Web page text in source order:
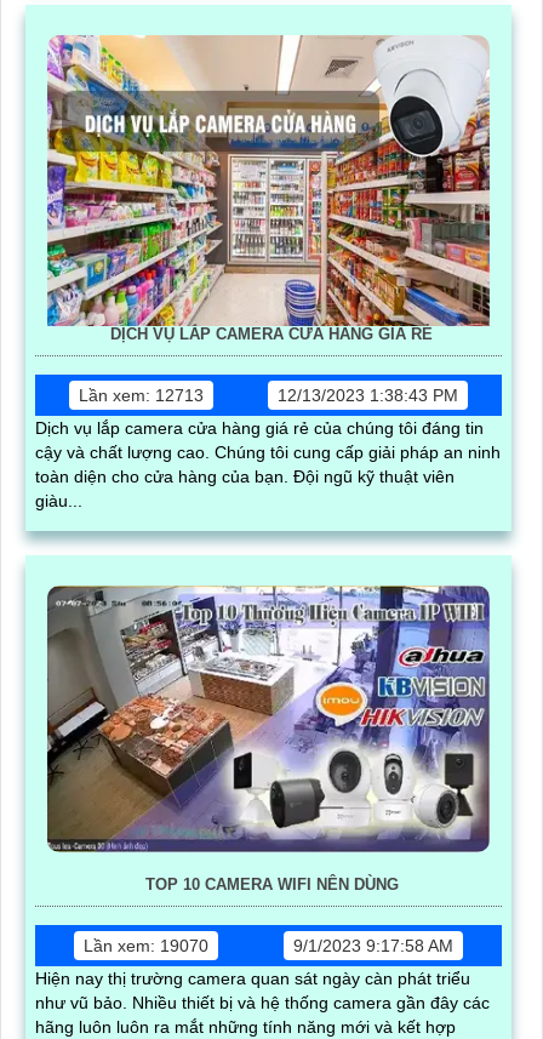
DỊCH VỤ LẮP CAMERA CỬA HÀNG GIÁ RẺ
Lần xem: 12713
12/13/2023 1:38:43 PM
Dịch vụ lắp camera cửa hàng giá rẻ của chúng tôi đáng tin
cậy và chất lượng cao. Chúng tôi cung cấp giải pháp an ninh
toàn diện cho cửa hàng của bạn. Đội ngũ kỹ thuật viên
giàu...
TOP 10 CAMERA WIFI NÊN DÙNG
Lần xem: 19070
9/1/2023 9:17:58 AM
Hiện nay thị trường camera quan sát ngày càn phát triểu
như vũ bảo. Nhiều thiết bị và hệ thống camera gần đây các
hãng luôn luôn ra mắt những tính năng mới và kết hợp